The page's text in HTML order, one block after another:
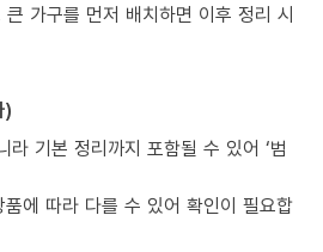
가구를 먼저 배치하면 이후 정리 시
)
라 기본 정리까지 포함될 수 있어 ‘범
품에 따라 다를 수 있어 확인이 필요합